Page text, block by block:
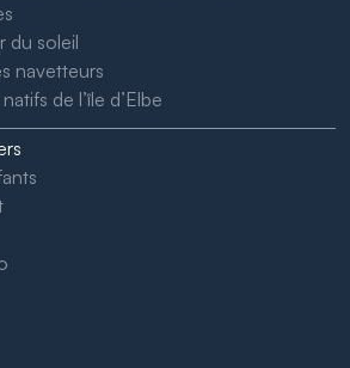
du soleil
navetteurs
de l’île d’Elbe